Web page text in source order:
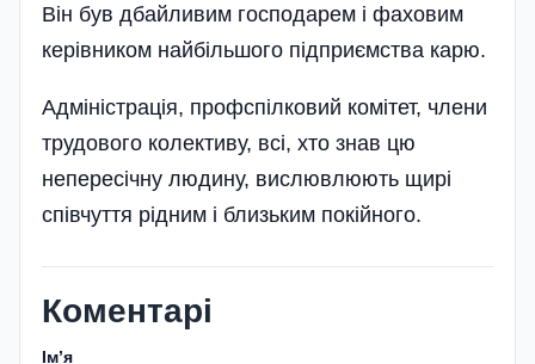
Він був дбайливим господарем і фаховим
керівником найбільшого підприємства карю.
Адміністрація, профспілковий комітет, члени
трудового колективу, всі, хто знав цю
непересічну людину, вислювлюють щирі
співчуття рідним і близьким покійного.
Коментарі
Імʼя